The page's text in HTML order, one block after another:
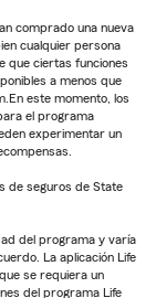
comprado una nueva
cualquier persona
que ciertas funciones
a menos que
este momento, los
el programa
experimentar un
de seguros de State
del programa y varía
La aplicación Life
se requiera un
del programa Life